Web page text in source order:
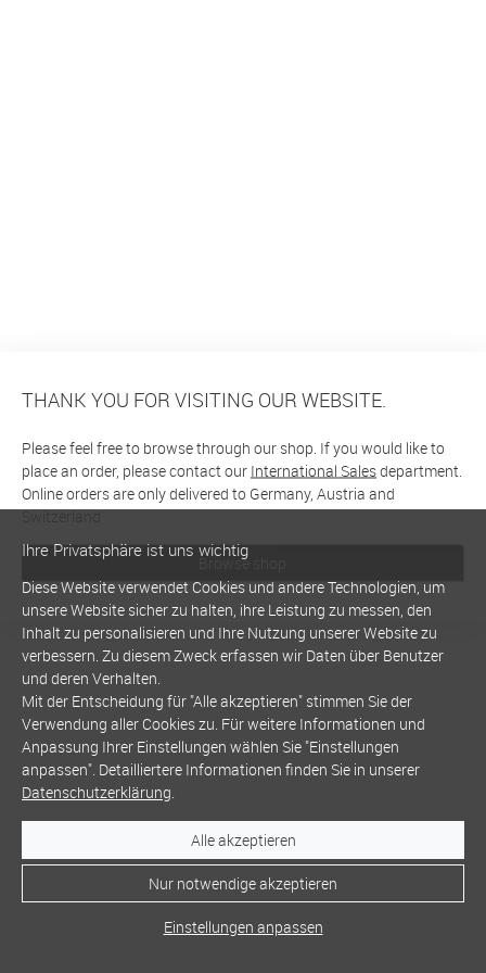
THANK YOU FOR VISITING OUR WEBSITE.
Please feel free to browse through our shop. If you would like to
place an order, please contact our International Salesdepartment.
Online orders are only delivered to Germany, Austria and
Switzerland
Browse shop
Ihre Privatsphäre ist uns wichtig
Diese Website verwendet Cookies und andere Technologien, um
unsere Website sicher zu halten, ihre Leistung zu messen, den
Inhalt zu personalisieren und Ihre Nutzung unserer Website zu
verbessern. Zu diesem Zweck erfassen wir Daten über Benutzer
und deren Verhalten.
Mit der Entscheidung für "Alle akzeptieren" stimmen Sie der
Verwendung aller Cookies zu. Für weitere Informationen und
Anpassung Ihrer Einstellungen wählen Sie "Einstellungen
anpassen". Detailliertere Informationen finden Sie in unserer
Datenschutzerklärung.
Alle akzeptieren
Nur notwendige akzeptieren
Einstellungen anpassen